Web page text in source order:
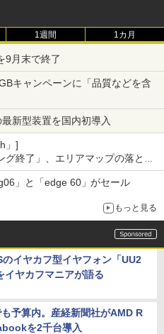
1週間 1カ月
9月末で終了
キャンペーンに「品質などを含
新型装置を国内初導入
」]
終了」、エリアマップの落とし
」と「edge 60」がセール
もっと見る
のイヤカフ型イヤフォン「UU2
イヤカフマニアが語る
予算内。産経新聞社がAMD R
を2千台導入